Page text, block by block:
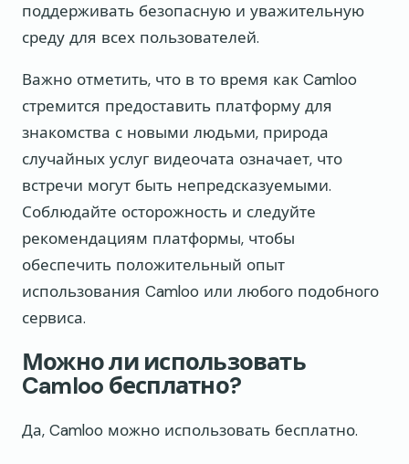
поддерживать безопасную и уважительную
среду для всех пользователей.
Важно отметить, что в то время как Camloo
стремится предоставить платформу для
знакомства с новыми людьми, природа
случайных услуг видеочата означает, что
встречи могут быть непредсказуемыми.
Соблюдайте осторожность и следуйте
рекомендациям платформы, чтобы
обеспечить положительный опыт
использования Camloo или любого подобного
сервиса.
Можно ли использовать
Camloo бесплатно?
Да, Camloo можно использовать бесплатно.